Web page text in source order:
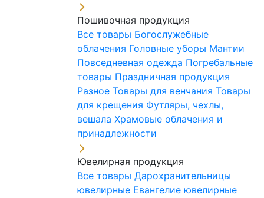
Пошивочная продукция
Все товары Богослужебные
облачения Головные уборы Мантии
Повседневная одежда Погребальные
товары Праздничная продукция
Разное Товары для венчания Товары
для крещения Футляры, чехлы,
вешала Храмовые облачения и
принадлежности
Ювелирная продукция
Все товары Дарохранительницы
ювелирные Евангелие ювелирные